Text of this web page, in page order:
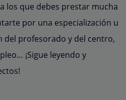
los que debes prestar mucha
por una especialización u
profesorado y del centro,
¡Sigue leyendo y